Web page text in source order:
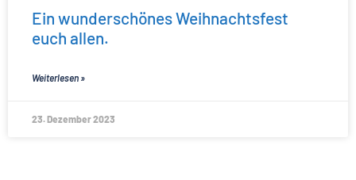
Ein wunderschönes Weihnachtsfest
euch allen.
Weiterlesen »
23. Dezember 2023